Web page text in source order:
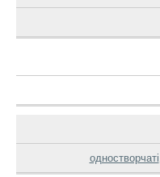
одностворчаті